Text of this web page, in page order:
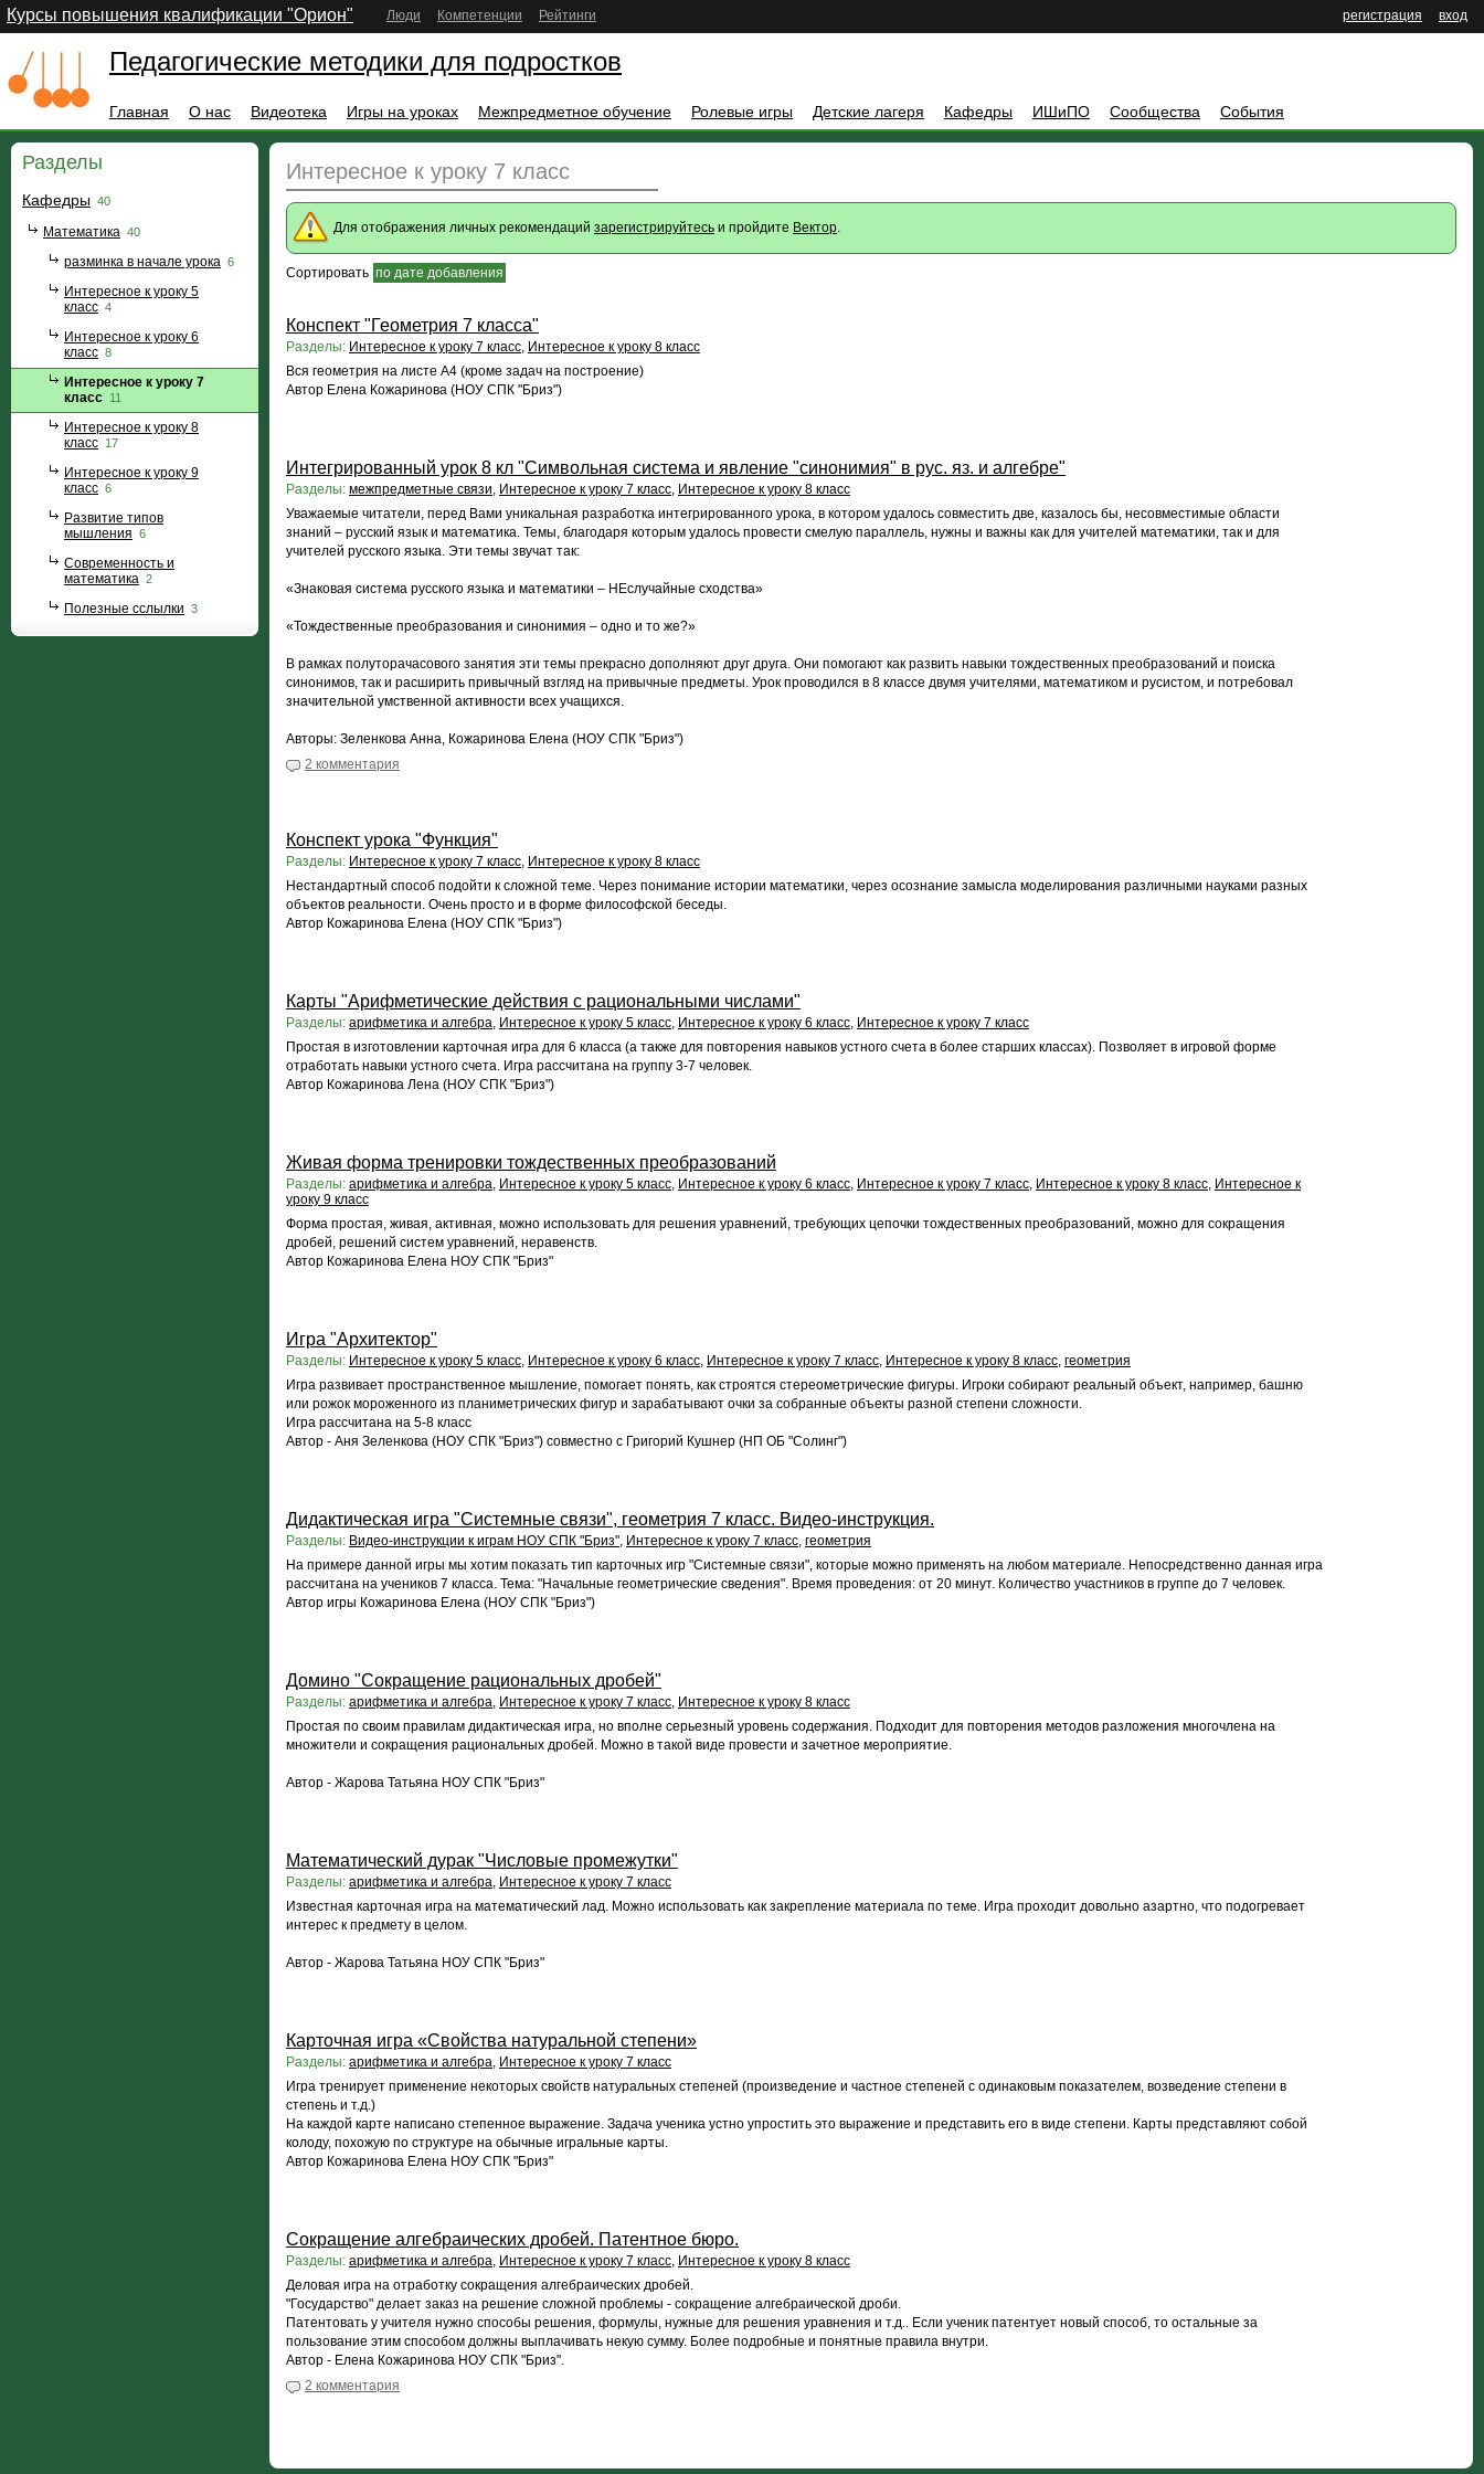
Курсы повышения квалификации "Орион" вход
регистрация
Люди Компетенции Рейтинги
Педагогические методики для подростков
Главная О нас Видеотека Игры на уроках Межпредметное обучение Ролевые игры Детские лагеря Кафедры ИШиПО Сообщества События
Разделы
Кафедры 40
Математика 40
разминка в начале урока 6
Интересное к уроку 5
класс 4
Интересное к уроку 6
класс 8
Интересное к уроку 7
класс 11
Интересное к уроку 8
класс 17
Интересное к уроку 9
класс 6
Развитие типов
мышления 6
Современность и
математика 2
Полезные сслылки 3
Интересное к уроку 7 класс
Для отображения личных рекомендаций зарегистрируйтесь и пройдите Вектор.
Сортировать по дате добавления
Конспект "Геометрия 7 класса"
Разделы: Интересное к уроку 7 класс, Интересное к уроку 8 класс
Вся геометрия на листе А4 (кроме задач на построение)
Автор Елена Кожаринова (НОУ СПК "Бриз")
Интегрированный урок 8 кл "Символьная система и явление "синонимия" в рус. яз. и алгебре"
Разделы: межпредметные связи, Интересное к уроку 7 класс, Интересное к уроку 8 класс
Уважаемые читатели, перед Вами уникальная разработка интегрированного урока, в котором удалось совместить две, казалось бы, несовместимые области
знаний – русский язык и математика. Темы, благодаря которым удалось провести смелую параллель, нужны и важны как для учителей математики, так и для
учителей русского языка. Эти темы звучат так:
«Знаковая система русского языка и математики – НЕслучайные сходства»
«Тождественные преобразования и синонимия – одно и то же?»
В рамках полуторачасового занятия эти темы прекрасно дополняют друг друга. Они помогают как развить навыки тождественных преобразований и поиска
синонимов, так и расширить привычный взгляд на привычные предметы. Урок проводился в 8 классе двумя учителями, математиком и русистом, и потребовал
значительной умственной активности всех учащихся.
Авторы: Зеленкова Анна, Кожаринова Елена (НОУ СПК "Бриз")
2 комментария
Конспект урока "Функция"
Разделы: Интересное к уроку 7 класс, Интересное к уроку 8 класс
Нестандартный способ подойти к сложной теме. Через понимание истории математики, через осознание замысла моделирования различными науками разных
объектов реальности. Очень просто и в форме философской беседы.
Автор Кожаринова Елена (НОУ СПК "Бриз")
Карты "Арифметические действия с рациональными числами"
Разделы: арифметика и алгебра, Интересное к уроку 5 класс, Интересное к уроку 6 класс, Интересное к уроку 7 класс
Простая в изготовлении карточная игра для 6 класса (а также для повторения навыков устного счета в более старших классах). Позволяет в игровой форме
отработать навыки устного счета. Игра рассчитана на группу 3-7 человек.
Автор Кожаринова Лена (НОУ СПК "Бриз")
Живая форма тренировки тождественных преобразований
Разделы: арифметика и алгебра, Интересное к уроку 5 класс, Интересное к уроку 6 класс, Интересное к уроку 7 класс, Интересное к уроку 8 класс, Интересное к
уроку 9 класс
Форма простая, живая, активная, можно использовать для решения уравнений, требующих цепочки тождественных преобразований, можно для сокращения
дробей, решений систем уравнений, неравенств.
Автор Кожаринова Елена НОУ СПК "Бриз"
Игра "Архитектор"
Разделы: Интересное к уроку 5 класс, Интересное к уроку 6 класс, Интересное к уроку 7 класс, Интересное к уроку 8 класс, геометрия
Игра развивает пространственное мышление, помогает понять, как строятся стереометрические фигуры. Игроки собирают реальный объект, например, башню
или рожок мороженного из планиметрических фигур и зарабатывают очки за собранные объекты разной степени сложности.
Игра рассчитана на 5-8 класс
Автор - Аня Зеленкова (НОУ СПК "Бриз") совместно с Григорий Кушнер (НП ОБ "Солинг")
Дидактическая игра "Системные связи", геометрия 7 класс. Видео-инструкция.
Разделы: Видео-инструкции к играм НОУ СПК "Бриз", Интересное к уроку 7 класс, геометрия
На примере данной игры мы хотим показать тип карточных игр "Системные связи", которые можно применять на любом материале. Непосредственно данная игра
рассчитана на учеников 7 класса. Тема: "Начальные геометрические сведения". Время проведения: от 20 минут. Количество участников в группе до 7 человек.
Автор игры Кожаринова Елена (НОУ СПК "Бриз")
Домино "Сокращение рациональных дробей"
Разделы: арифметика и алгебра, Интересное к уроку 7 класс, Интересное к уроку 8 класс
Простая по своим правилам дидактическая игра, но вполне серьезный уровень содержания. Подходит для повторения методов разложения многочлена на
множители и сокращения рациональных дробей. Можно в такой виде провести и зачетное мероприятие.
Автор - Жарова Татьяна НОУ СПК "Бриз"
Математический дурак "Числовые промежутки"
Разделы: арифметика и алгебра, Интересное к уроку 7 класс
Известная карточная игра на математический лад. Можно использовать как закрепление материала по теме. Игра проходит довольно азартно, что подогревает
интерес к предмету в целом.
Автор - Жарова Татьяна НОУ СПК "Бриз"
Карточная игра «Свойства натуральной степени»
Разделы: арифметика и алгебра, Интересное к уроку 7 класс
Игра тренирует применение некоторых свойств натуральных степеней (произведение и частное степеней с одинаковым показателем, возведение степени в
степень и т.д.)
На каждой карте написано степенное выражение. Задача ученика устно упростить это выражение и представить его в виде степени. Карты представляют собой
колоду, похожую по структуре на обычные игральные карты.
Автор Кожаринова Елена НОУ СПК "Бриз"
Сокращение алгебраических дробей. Патентное бюро.
Разделы: арифметика и алгебра, Интересное к уроку 7 класс, Интересное к уроку 8 класс
Деловая игра на отработку сокращения алгебраических дробей.
"Государство" делает заказ на решение сложной проблемы - сокращение алгебраической дроби.
Патентовать у учителя нужно способы решения, формулы, нужные для решения уравнения и т.д.. Если ученик патентует новый способ, то остальные за
пользование этим способом должны выплачивать некую сумму. Более подробные и понятные правила внутри.
Автор - Елена Кожаринова НОУ СПК "Бриз".
2 комментария